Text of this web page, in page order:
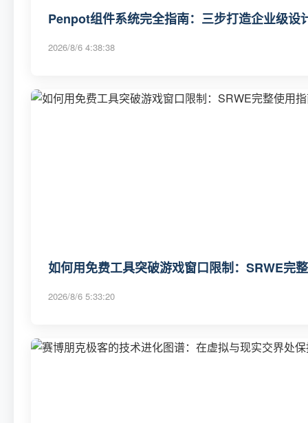
Penpot组件系统完全指南：三步打造企业级设
2026/8/6 4:38:38
如何用免费工具突破游戏窗口限制：SRWE完
2026/8/6 5:33:20